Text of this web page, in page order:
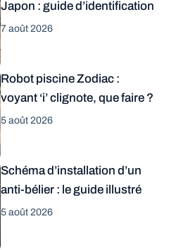
Japon : guide d’identification
7 août 2026
Robot piscine Zodiac :
voyant ‘i’ clignote, que faire ?
5 août 2026
Schéma d’installation d’un
anti-bélier : le guide illustré
5 août 2026